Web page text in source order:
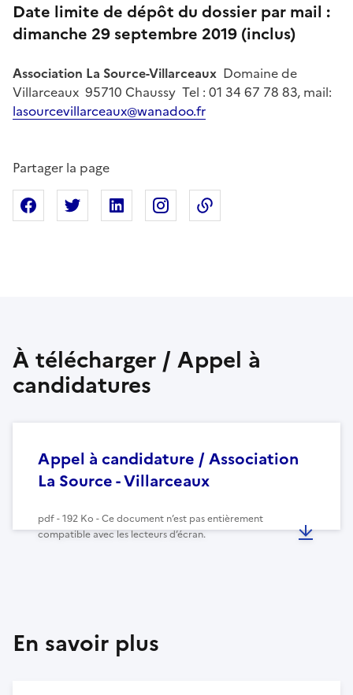
Date limite de dépôt du dossier par mail :
dimanche 29 septembre 2019 (inclus)
Association La Source-Villarceaux Domaine de
Villarceaux 95710 Chaussy Tel : 01 34 67 78 83, mail:
lasourcevillarceaux@wanadoo.fr
Partager la page
Partager sur Facebook
Partager sur XPartager sur Linkedin
Partager sur Instagram
À télécharger / Appel à
candidatures
Appel à candidature / Association
La Source - Villarceaux
pdf - 192 Ko - Ce document n’est pas entièrement
compatible avec les lecteurs d’écran.
En savoir plus